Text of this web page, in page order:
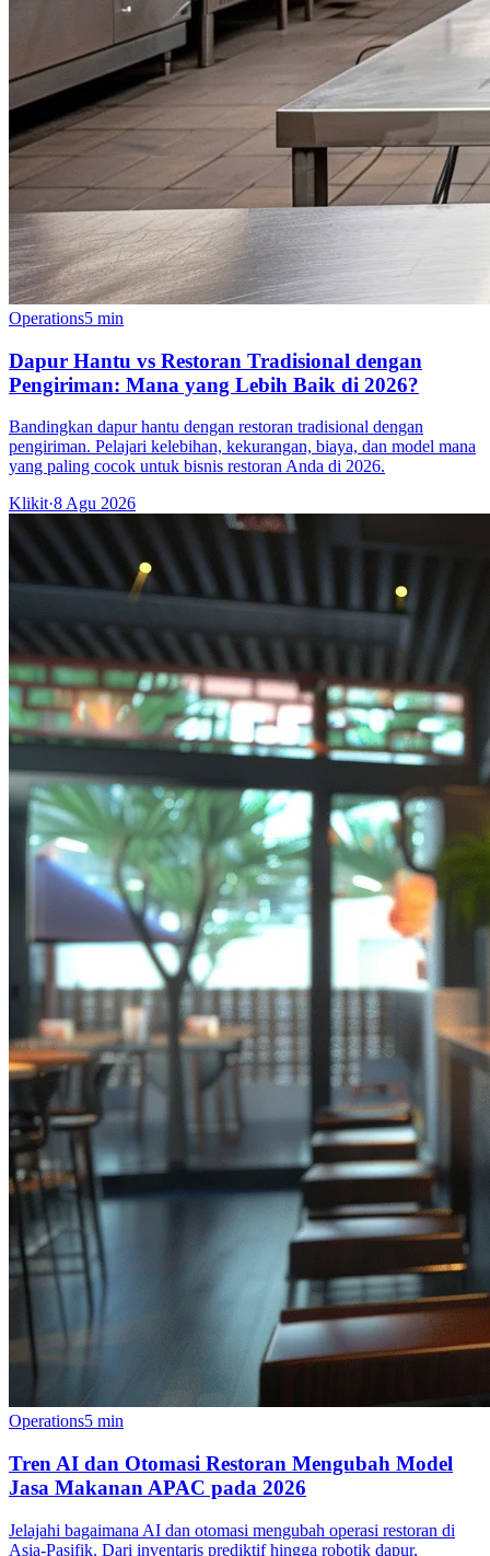
Operations5 min
Dapur Hantu vs Restoran Tradisional dengan
Pengiriman: Mana yang Lebih Baik di 2026?
Bandingkan dapur hantu dengan restoran tradisional dengan
pengiriman. Pelajari kelebihan, kekurangan, biaya, dan model mana
yang paling cocok untuk bisnis restoran Anda di 2026.
Klikit·8 Agu 2026
Operations5 min
Tren AI dan Otomasi Restoran Mengubah Model
Jasa Makanan APAC pada 2026
Jelajahi bagaimana AI dan otomasi mengubah operasi restoran di
Asia-Pasifik. Dari inventaris prediktif hingga robotik dapur,